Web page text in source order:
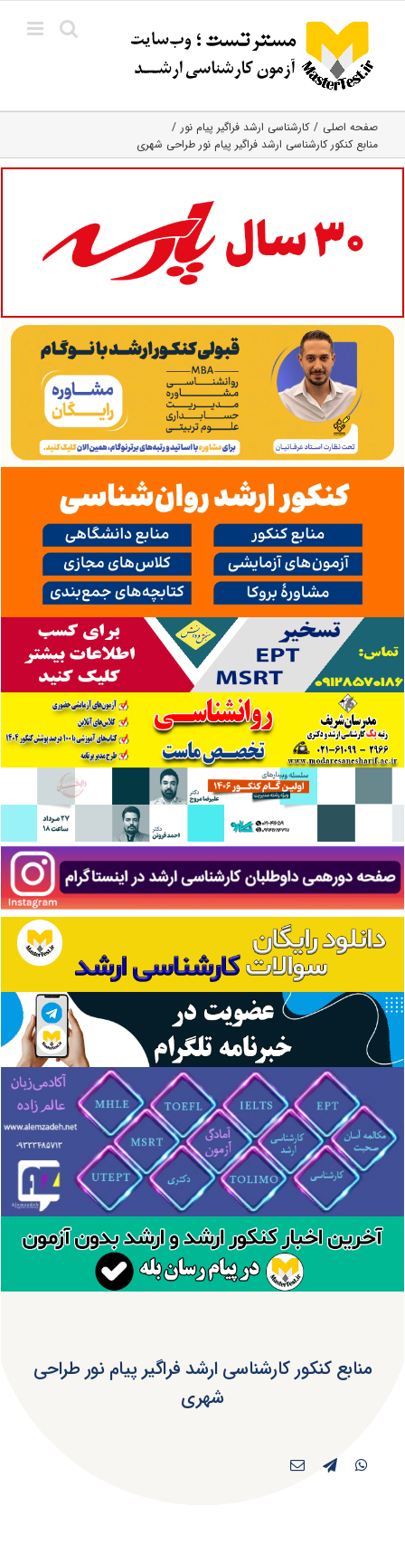
content
صفحه اصلی
کارشناسی ارشد فراگیر پیام نور
منابع کنکور کارشناسی ارشد فراگیر پیام نور طراحی شهری
منابع کنکور کارشناسی ارشد فراگیر پیام نور طراحی
شهری